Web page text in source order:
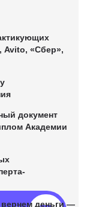
Avito, «Сбер»,
документ
Академии
вернем деньги —